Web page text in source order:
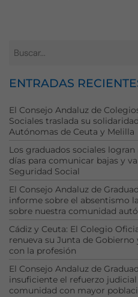
ENTRADAS
El Consejo Andaluz de
Sociales traslada su
Autónomas de Ceuta y Melilla
Los graduados sociales
días para comunicar bajas y
Seguridad Social
El Consejo Andaluz de
informe sobre el absentismo
sobre nuestra comunidad
Cádiz y Ceuta: El Colegio
renueva su Junta de
con la profesión
El Consejo Andaluz de
insuficiente el refuerzo
comunidad con mayor